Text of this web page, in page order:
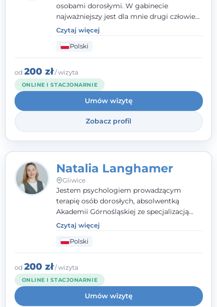
osobami dorosłymi. W gabinecie
najważniejszy jest dla mnie drugi człowiek
- wierzę, że empatia, autentyczność i pełne
zaangażowanie tworzą bezpieczną
przestrzeń, będącą podstawą pracy nad
zmianą. W praktyce korzystam m.in. z
narzędzi Racjonalnej Terapii Zachowania.
Czytaj więcej
Polski
od 200 zł/ wizyta
ONLINE I STACJONARNIE
Umów wizytę
Zobacz profil
Natalia Langhamer
Gliwice
Jestem psychologiem prowadzącym
terapię osób dorosłych, absolwentką
Akademii Górnośląskiej ze specjalizacją
kliniczną. Oferuję konsultacje
psychologiczne i pierwszą pomoc
psychologiczną w kryzysie, przewlekłym
stresie czy obniżonym nastroju. Każde
spotkanie traktuję z szacunkiem,
uważnością i w atmosferze zaufania.
Czytaj więcej
Polski
od 200 zł/ wizyta
ONLINE I STACJONARNIE
Umów wizytę